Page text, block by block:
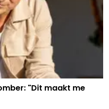
"Dit maakt me